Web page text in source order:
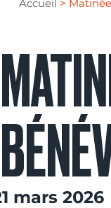
Accueil >
mars 2026